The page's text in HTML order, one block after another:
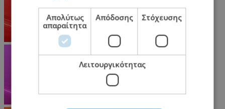
Απολύτως
απαραίτητα
Απόδοσης Στόχευσης
Λειτουργικότητας